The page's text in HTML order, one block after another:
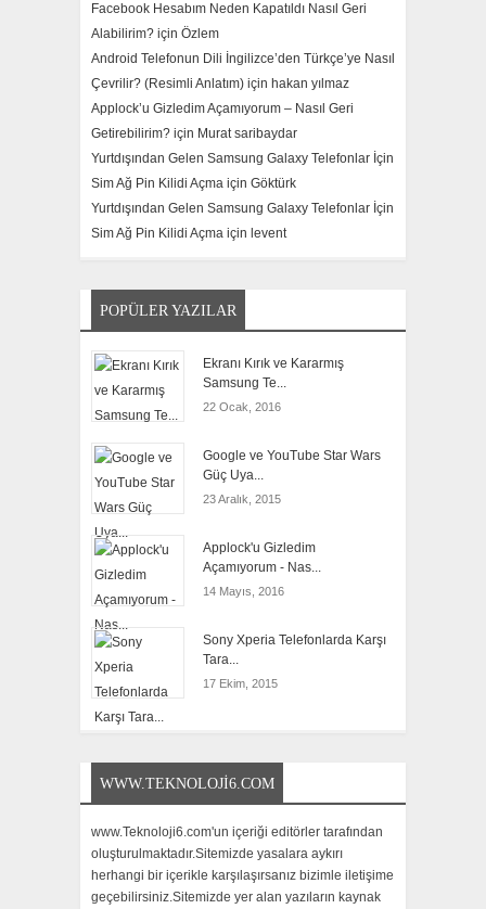
Facebook Hesabım Neden Kapatıldı Nasıl Geri
Alabilirim? için Özlem
Android Telefonun Dili İngilizce’den Türkçe’ye Nasıl
Çevrilir? (Resimli Anlatım) için hakan yılmaz
Applock’u Gizledim Açamıyorum – Nasıl Geri
Getirebilirim? için Murat saribaydar
Yurtdışından Gelen Samsung Galaxy Telefonlar İçin
Sim Ağ Pin Kilidi Açma için Göktürk
Yurtdışından Gelen Samsung Galaxy Telefonlar İçin
Sim Ağ Pin Kilidi Açma için levent
POPÜLER YAZILAR
Ekranı Kırık ve Kararmış
Samsung Te...
22 Ocak, 2016
Google ve YouTube Star Wars
Güç Uya...
23 Aralık, 2015
Applock'u Gizledim
Açamıyorum - Nas...
14 Mayıs, 2016
Sony Xperia Telefonlarda Karşı
Tara...
17 Ekim, 2015
WWW.TEKNOLOJI6.COM
www.Teknoloji6.com'un içeriği editörler tarafından
oluşturulmaktadır.Sitemizde yasalara aykırı
herhangi bir içerikle karşılaşırsanız bizimle iletişime
geçebilirsiniz.Sitemizde yer alan yazıların kaynak